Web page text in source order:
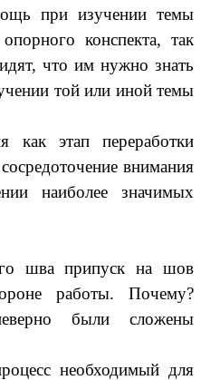
изучении темы
конспекта, так
что им нужно знать
той или иной темы
переработки
внимания
наиболее значимых
шва припуск на шов
работы. Почему?
были сложены
необходимый для